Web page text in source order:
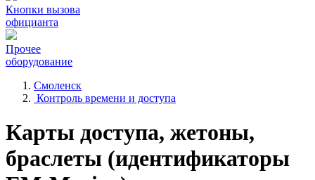
Кнопки вызова
официанта
Прочее
оборудование
Смоленск
Контроль времени и доступа
Карты доступа, жетоны,
браслеты (идентификаторы